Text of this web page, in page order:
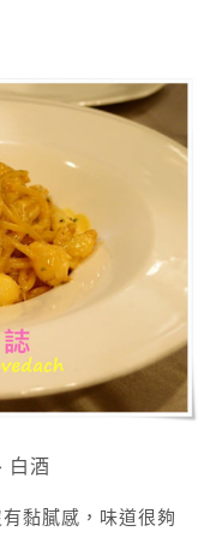
白酒
黏膩感，味道很夠